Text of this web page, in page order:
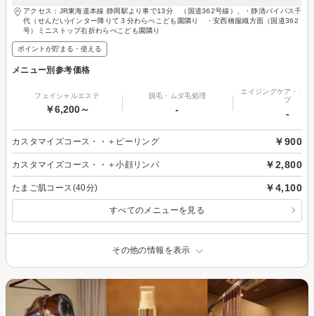
アクセス：JR東海道本線 静岡駅より車で13分 （国道362号線）、・静清バイパス千
代（せんだい)インター降りて３分わらべこども園隣り ・安西橋服織方面（国道362
号）ミニストップ右折わらべこども園隣り
ポイントが貯まる・使える
メニュー別参考価格
フェイシャルエステ
￥6,200～
脱毛・ムダ毛処理
-
エイジングケア・リ
プ
-
カスタマイズコース・・＋ピーリング ￥900
カスタマイズコース・・＋小顔リンパ ￥2,800
たまご肌コース(40分) ￥4,100
すべてのメニューを見る
その他の情報を表示